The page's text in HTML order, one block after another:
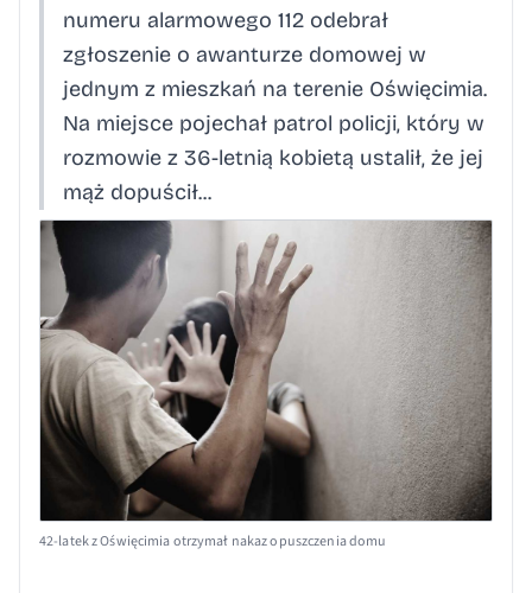
numeru alarmowego 112 odebrał
zgłoszenie o awanturze domowej w
jednym z mieszkań na terenie Oświęcimia.
Na miejsce pojechał patrol policji, który w
rozmowie z 36-letnią kobietą ustalił, że jej
mąż dopuścił...
42-latek z Oświęcimia otrzymał nakaz opuszczenia domu